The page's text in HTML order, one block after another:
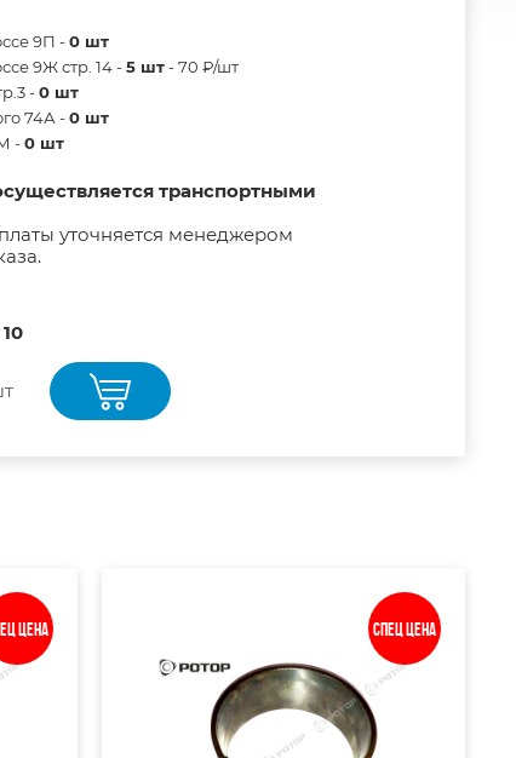
9П -0 шт
9Ж стр. 14 -5 шт- 70 ₽/шт
-0 шт
74А -0 шт
-0 шт
транспортными
уточняется менеджером
цена Спец цена